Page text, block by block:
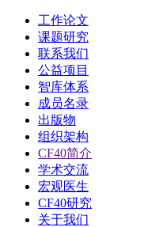
工作论文
课题研究
联系我们
公益项目
智库体系
成员名录
出版物
组织架构
CF40简介
学术交流
宏观医生
CF40研究
关于我们